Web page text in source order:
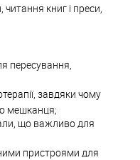
книг і преси,
пересування,
завдяки чому
мешканця;
що важливо для
пристроями для